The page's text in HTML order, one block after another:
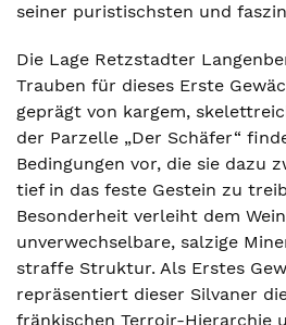
seiner puristischsten und
Die Lage Retzstadter
Trauben für dieses Erste
geprägt von kargem,
der Parzelle „Der Schäfer“
Bedingungen vor, die sie dazu
tief in das feste Gestein zu
Besonderheit verleiht dem
unverwechselbare, salzige
straffe Struktur. Als Erstes
repräsentiert dieser Silvaner
fränkischen Terroir-Hierarchie